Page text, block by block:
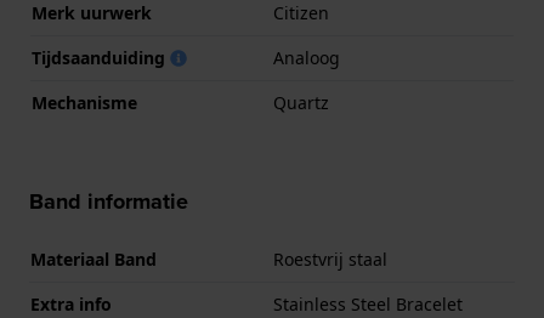
Merk uurwerk
Citizen
Tijdsaanduiding
Analoog
Mechanisme
Quartz
Band informatie
Materiaal Band
Roestvrij staal
Extra info
Stainless Steel Bracelet